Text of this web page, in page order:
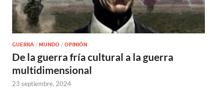
GUERRA / MUNDO / OPINIÓN
De la guerra fría cultural a la guerra
multidimensional
23 septiembre, 2024